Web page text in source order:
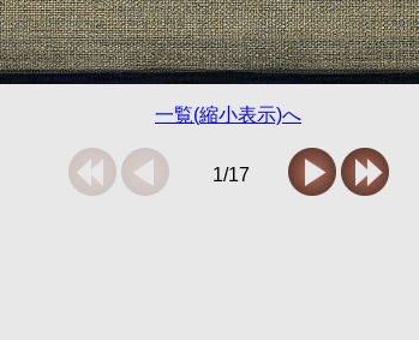
一覧(縮小表示)へ
1/17